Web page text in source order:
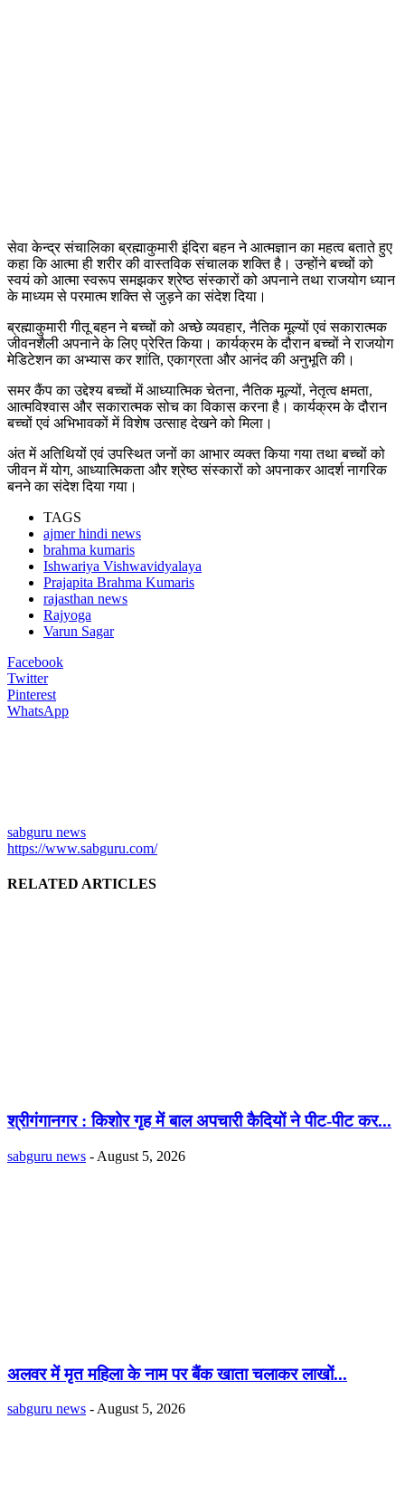
सेवा केन्द्र संचालिका ब्रह्माकुमारी इंदिरा बहन ने आत्मज्ञान का महत्व बताते हुए
कहा कि आत्मा ही शरीर की वास्तविक संचालक शक्ति है। उन्होंने बच्चों को
स्वयं को आत्मा स्वरूप समझकर श्रेष्ठ संस्कारों को अपनाने तथा राजयोग ध्यान
के माध्यम से परमात्म शक्ति से जुड़ने का संदेश दिया।
ब्रह्माकुमारी गीतू बहन ने बच्चों को अच्छे व्यवहार, नैतिक मूल्यों एवं सकारात्मक
जीवनशैली अपनाने के लिए प्रेरित किया। कार्यक्रम के दौरान बच्चों ने राजयोग
मेडिटेशन का अभ्यास कर शांति, एकाग्रता और आनंद की अनुभूति की।
समर कैंप का उद्देश्य बच्चों में आध्यात्मिक चेतना, नैतिक मूल्यों, नेतृत्व क्षमता,
आत्मविश्वास और सकारात्मक सोच का विकास करना है। कार्यक्रम के दौरान
बच्चों एवं अभिभावकों में विशेष उत्साह देखने को मिला।
अंत में अतिथियों एवं उपस्थित जनों का आभार व्यक्त किया गया तथा बच्चों को
जीवन में योग, आध्यात्मिकता और श्रेष्ठ संस्कारों को अपनाकर आदर्श नागरिक
बनने का संदेश दिया गया।
TAGS
ajmer hindi news
brahma kumaris
Ishwariya Vishwavidyalaya
Prajapita Brahma Kumaris
rajasthan news
Rajyoga
Varun Sagar
Facebook
Twitter
Pinterest
WhatsApp
sabguru news
https://www.sabguru.com/
RELATED ARTICLES
श्रीगंगानगर : किशोर गृह में बाल अपचारी कैदियों ने पीट-पीट कर...
sabguru news - August 5, 2026
अलवर में मृत महिला के नाम पर बैंक खाता चलाकर लाखों...
sabguru news - August 5, 2026